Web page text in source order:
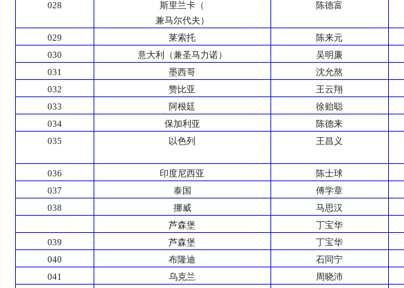
028
斯里兰卡（
兼马尔代夫）
陈徳富
029 莱索托 陈来元
030
意大利（兼圣马力诺） 吴明廉
031
墨西哥 沈允熬
032
赞比亚 王云翔
033
阿根廷 徐贻聪
034
保加利亚 陈德来
035
以色列 王昌义
036
印度尼西亚 陈士球
037
泰国 傅学章
038
挪威 马思汉
芦森堡
丁宝华
039
芦森堡 丁宝华
040
布隆迪 石同宁
041
乌克兰 周晓沛